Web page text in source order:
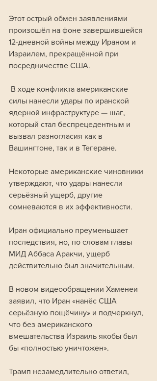
Этот острый обмен заявлениями
произошёл на фоне завершившейся
12-дневной войны между Ираном и
Израилем, прекращённой при
посредничестве США.
силы нанесли удары по иранской
ядерной инфраструктуре — шаг,
который стал беспрецедентным и
вызвал разногласия как в
Вашингтоне, так и в Тегеране.
Некоторые американские чиновники
утверждают, что удары нанесли
серьёзный ущерб, другие
сомневаются в их эффективности.
Иран официально преуменьшает
последствия, но, по словам главы
МИД Аббаса Аракчи, ущерб
действительно был значительным.
В новом видеообращении Хаменеи
заявил, что Иран «нанёс США
серьёзную пощёчину» и подчеркнул,
что без американского
вмешательства Израиль якобы был
бы «полностью уничтожен».
Трамп незамедлительно ответил,